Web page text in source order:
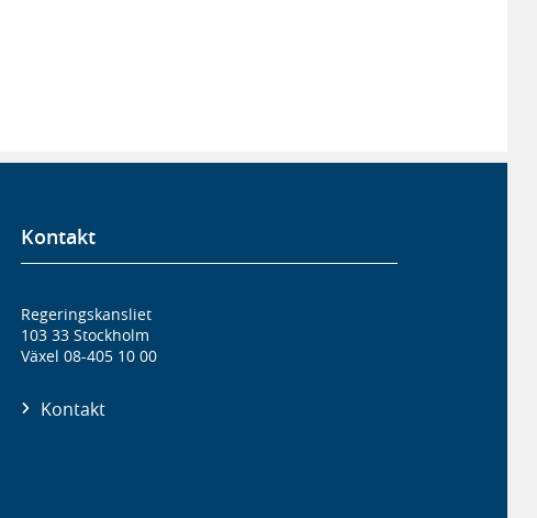
Kontakt
Regeringskansliet
103 33 Stockholm
Växel 08-405 10 00
Kontakt